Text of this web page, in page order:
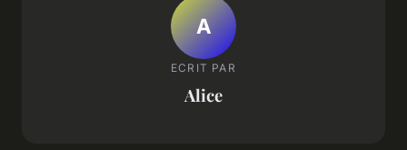
A
ECRIT PAR
Alice